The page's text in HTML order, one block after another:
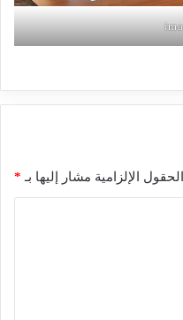
الحقول الإلزامية مشار إليها بـ *